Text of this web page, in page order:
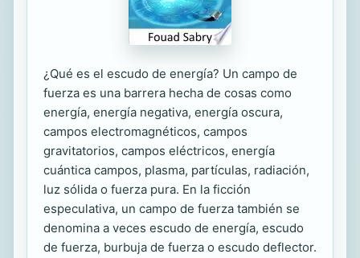
¿Qué es el escudo de energía? Un campo de
fuerza es una barrera hecha de cosas como
energía, energía negativa, energía oscura,
campos electromagnéticos, campos
gravitatorios, campos eléctricos, energía
cuántica campos, plasma, partículas, radiación,
luz sólida o fuerza pura. En la ficción
especulativa, un campo de fuerza también se
denomina a veces escudo de energía, escudo
de fuerza, burbuja de fuerza o escudo deflector.